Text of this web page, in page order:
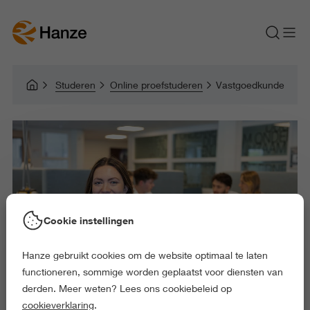
Studeren Online proefstuderen Vastgoedkunde
Cookie instellingen
Hanze gebruikt cookies om de website optimaal te laten
functioneren, sommige worden geplaatst voor diensten van
derden. Meer weten? Lees ons cookiebeleid op
cookieverklaring.